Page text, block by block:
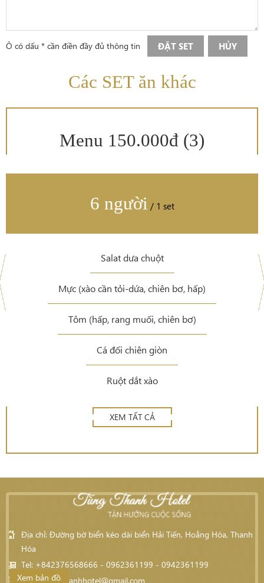
Ô có dấu * cần điền đầy đủ thông tin ĐẶT SET HỦY
Các SET ăn khác
Menu 150.000đ (3)
6 người / 1 set
Salat dưa chuột
Mực (xào cần tỏi-dứa, chiên bơ, hấp)
Tôm (hấp, rang muối, chiên bơ)
Cá đối chiên giòn
Ruột dắt xào
XEM TẤT CẢ
Địa chỉ: Đường bờ biển kéo dài biển Hải Tiến, Hoằng Hóa, Thanh
Hóa
Tel: +842376568666 - 0962361199 - 0942361199
Email:tungthanhhotel@gmail.com
Xem bản đồ